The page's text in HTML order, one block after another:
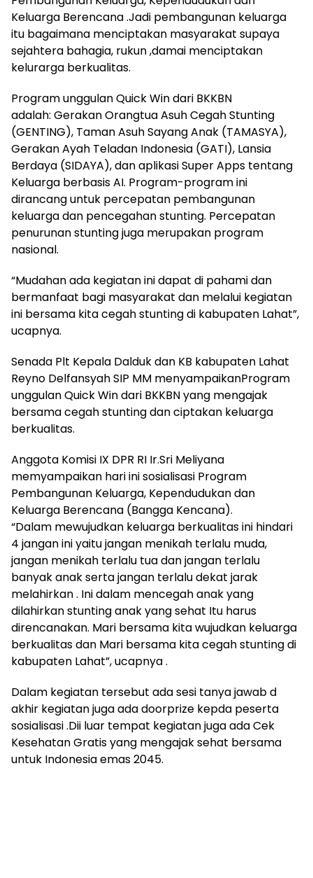
Keluarga Berencana .Jadi pembangunan keluarga
itu bagaimana menciptakan masyarakat supaya
sejahtera bahagia, rukun ,damai menciptakan
kelurarga berkualitas.
Program unggulan Quick Win dari BKKBN
adalah: Gerakan Orangtua Asuh Cegah Stunting
(GENTING), Taman Asuh Sayang Anak (TAMASYA),
Gerakan Ayah Teladan Indonesia (GATI), Lansia
Berdaya (SIDAYA), dan aplikasi Super Apps tentang
Keluarga berbasis AI. Program-program ini
dirancang untuk percepatan pembangunan
keluarga dan pencegahan stunting. Percepatan
penurunan stunting juga merupakan program
nasional.
“Mudahan ada kegiatan ini dapat di pahami dan
bermanfaat bagi masyarakat dan melalui kegiatan
ini bersama kita cegah stunting di kabupaten Lahat”,
ucapnya.
Senada Plt Kepala Dalduk dan KB kabupaten Lahat
Reyno Delfansyah SIP MM menyampaikanProgram
unggulan Quick Win dari BKKBN yang mengajak
bersama cegah stunting dan ciptakan keluarga
berkualitas.
Anggota Komisi IX DPR RI Ir.Sri Meliyana
memyampaikan hari ini sosialisasi Program
Pembangunan Keluarga, Kependudukan dan
Keluarga Berencana (Bangga Kencana).
“Dalam mewujudkan keluarga berkualitas ini hindari
4 jangan ini yaitu jangan menikah terlalu muda,
jangan menikah terlalu tua dan jangan terlalu
banyak anak serta jangan terlalu dekat jarak
melahirkan . Ini dalam mencegah anak yang
dilahirkan stunting anak yang sehat Itu harus
direncanakan. Mari bersama kita wujudkan keluarga
berkualitas dan Mari bersama kita cegah stunting di
kabupaten Lahat”, ucapnya .
Dalam kegiatan tersebut ada sesi tanya jawab d
akhir kegiatan juga ada doorprize kepda peserta
sosialisasi .Dii luar tempat kegiatan juga ada Cek
Kesehatan Gratis yang mengajak sehat bersama
untuk Indonesia emas 2045.